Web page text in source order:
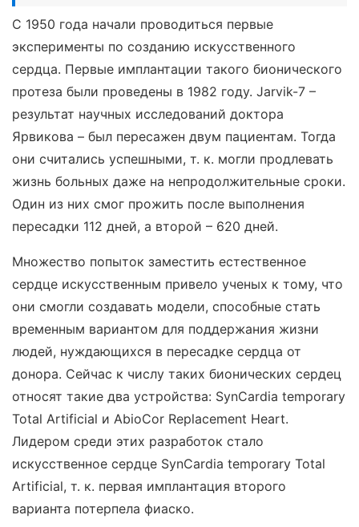
С 1950 года начали проводиться первые
эксперименты по созданию искусственного
сердца. Первые имплантации такого бионического
протеза были проведены в 1982 году. Jarvik-7 –
результат научных исследований доктора
Ярвикова – был пересажен двум пациентам. Тогда
они считались успешными, т. к. могли продлевать
жизнь больных даже на непродолжительные сроки.
Один из них смог прожить после выполнения
пересадки 112 дней, а второй – 620 дней.
Множество попыток заместить естественное
сердце искусственным привело ученых к тому, что
они смогли создавать модели, способные стать
временным вариантом для поддержания жизни
людей, нуждающихся в пересадке сердца от
донора. Сейчас к числу таких бионических сердец
относят такие два устройства: SynCardia temporary
Total Artificial и AbioCor Replacement Heart.
Лидером среди этих разработок стало
искусственное сердце SynCardia temporary Total
Artificial, т. к. первая имплантация второго
варианта потерпела фиаско.